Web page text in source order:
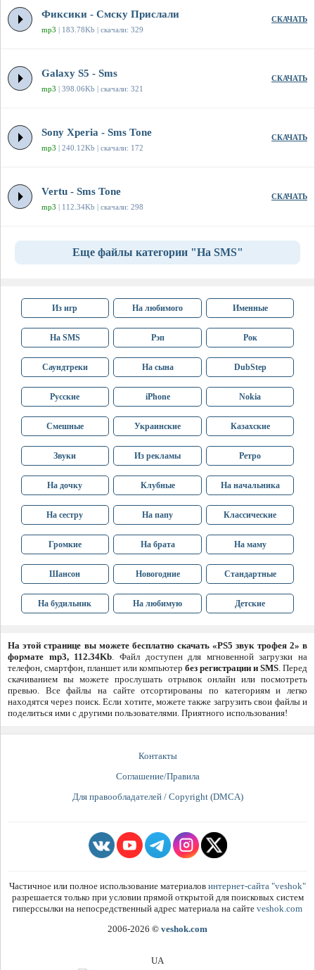
Фиксики - Смску Прислали
mp3 | 183.78Kb | скачали: 329
СКАЧАТЬ
Galaxy S5 - Sms
mp3 | 398.06Kb | скачали: 321
СКАЧАТЬ
Sony Xperia - Sms Tone
mp3 | 240.12Kb | скачали: 172
СКАЧАТЬ
Vertu - Sms Tone
mp3 | 112.34Kb | скачали: 298
СКАЧАТЬ
Еще файлы категории "На SMS"
Из игр На любимого Именные
На SMS Рэп Рок
Саундтреки На сына DubStep
Русские iPhone Nokia
Смешные Украинские Казахские
Звуки Из рекламы Ретро
На дочку Клубные На начальника
На сестру На папу Классические
Громкие На брата На маму
Шансон Новогодние Стандартные
На будильник На любимую Детские
На этой странице вы можете бесплатно скачать «PS5 звук трофея 2» в
формате mp3, 112.34Kb. Файл доступен для мгновенной загрузки на
телефон, смартфон, планшет или компьютер без регистрации и SMS. Перед
скачиванием вы можете прослушать отрывок онлайн или посмотреть
превью. Все файлы на сайте отсортированы по категориям и легко
находятся через поиск. Если хотите, можете также загрузить свои файлы и
поделиться ими с другими пользователями. Приятного использования!
Контакты
Соглашение/Правила
Для правообладателей / Copyright (DMCA)
Частичное или полное использование материалов интернет-сайта "veshok"
разрешается только при условии прямой открытой для поисковых систем
гиперссылки на непосредственный адрес материала на сайте veshok.com
2006-2026 © veshok.com
UA